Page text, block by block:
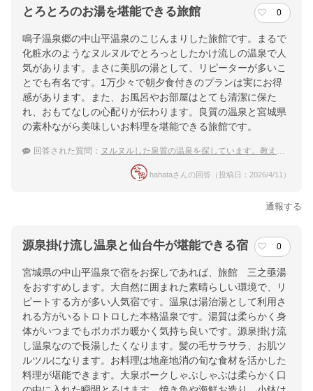
交通アクセス
JR陸羽東線「中山平温泉駅」より徒歩約5分／東北自動車道・古
川ICより約43分
提供：楽天トラベル
楽天トラベルで
ホテル詳細を詳しく見る
とろとろのお湯を堪能できる旅館 0
鳴子温泉郷の中山平温泉のこじんまりした旅館です。まるで
化粧水のようなヌルヌルでとろっとしたかけ流しの温泉で人
気があります。まさに美肌の湯として、リピーターが多いこ
とでも有名です。1万少々で朝夕食付きのプランは実にお得
感があります。また、お風呂やお部屋はとても清潔に保た
れ、おもてなしの心配りが伝わります。良質の温泉と宮城県
の素朴ながら美味しいお料理を堪能できる旅館です。
回答された質問： ヌルヌルした泉質の温泉を探しています。教えてください。
hahataさんの回答（投稿日：2026/4/11）
通報する
源泉掛け流し温泉と仙台牛が堪能できる宿 0
宮城県の中山平温泉で宿をお探しであれば、旅館 三之亟湯
をおすすめします。大自然に囲まれた素晴らしい環境で、リ
ピートする方が多い人気宿です。温泉は湯治湯として利用さ
れる方がいるトロトロした本格温泉です。湯質は柔らかく身
体がいつまでもポカポカ暖かく気持ち良いです。源泉掛け流
し温泉なので長湯したくなります。髪の毛サラサラ、お肌ツ
ルツルになります。お料理は地産地消の旬な食材を活かした
料理が堪能できます。大泉ポークしゃぶしゃぶは柔らかく口